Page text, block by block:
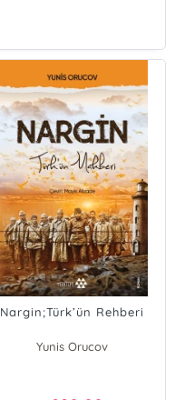
Nargin;Türk’ün Rehberi
Yunis Orucov